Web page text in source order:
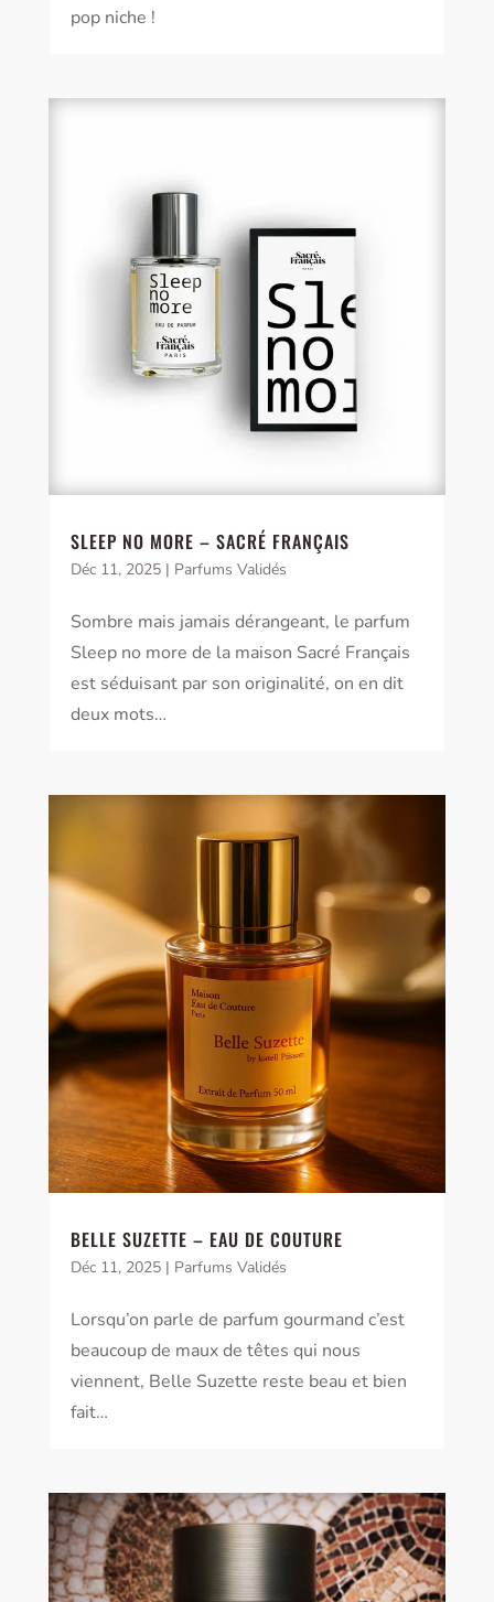
pop niche !
SLEEP NO MORE – SACRÉ FRANÇAIS
Déc 11, 2025| Parfums Validés
Sombre mais jamais dérangeant, le parfum
Sleep no more de la maison Sacré Français
est séduisant par son originalité, on en dit
deux mots…
BELLE SUZETTE – EAU DE COUTURE
Déc 11, 2025| Parfums Validés
Lorsqu’on parle de parfum gourmand c’est
beaucoup de maux de têtes qui nous
viennent, Belle Suzette reste beau et bien
fait…